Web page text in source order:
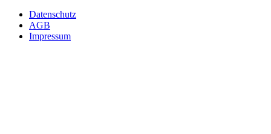
Datenschutz
AGB
Impressum